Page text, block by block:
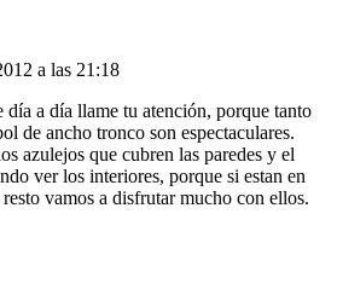
a las 21:18
día a día llame tu atención, porque tanto
de ancho tronco son espectaculares.
azulejos que cubren las paredes y el
ver los interiores, porque si estan en
vamos a disfrutar mucho con ellos.